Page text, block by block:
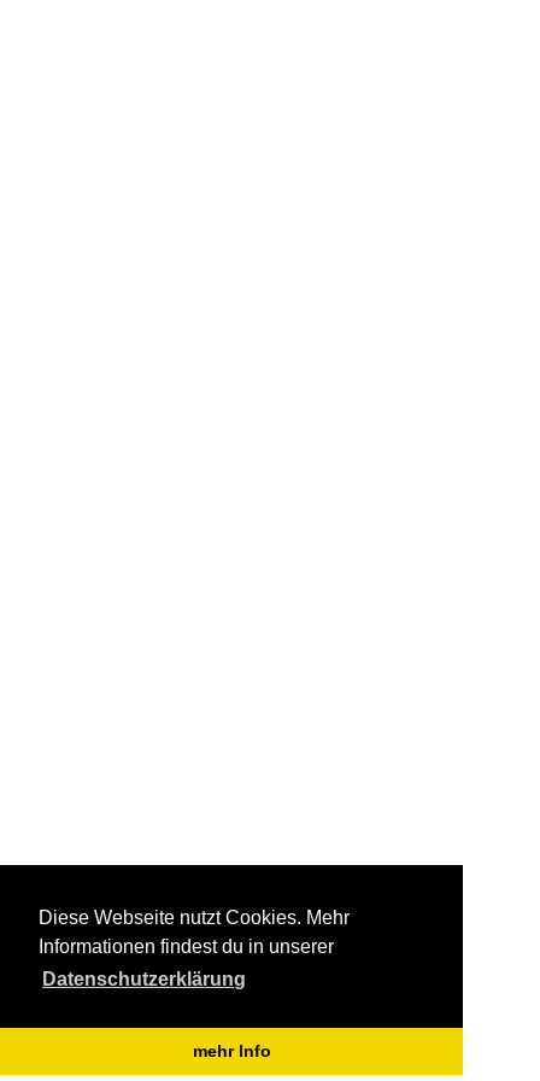
Diese Webseite nutzt Cookies. Mehr
Informationen findest du in unserer
Datenschutzerklärung
mehr Info